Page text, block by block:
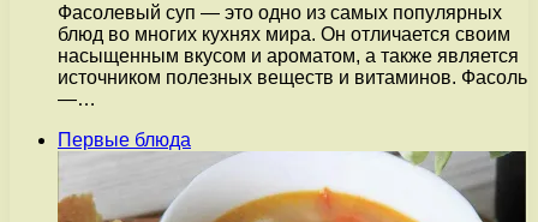
Фасолевый суп — это одно из самых популярных
блюд во многих кухнях мира. Он отличается своим
насыщенным вкусом и ароматом, а также является
источником полезных веществ и витаминов. Фасоль
—…
Первые блюда